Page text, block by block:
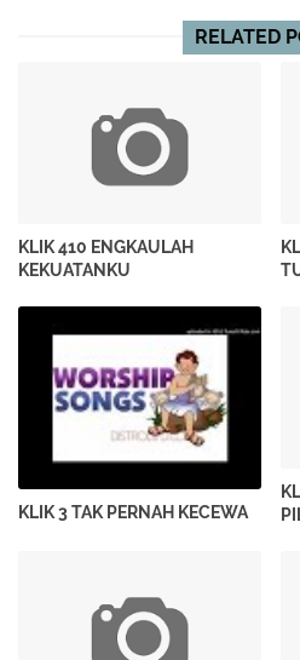
RELATED
KLIK 410 ENGKAULAH
KEKUATANKU
KLIK 3 TAK PERNAH KECEWA